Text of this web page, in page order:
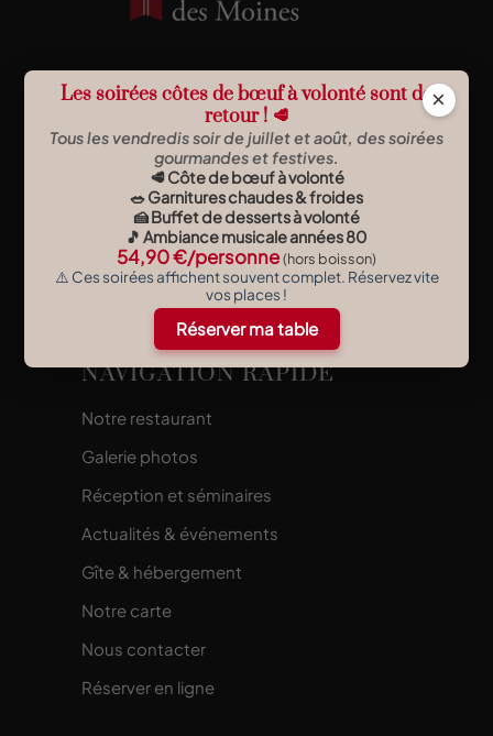
×
Les soirées côtes de bœuf à volonté sont de
retour ! 🥩
Tous les vendredis soir de juillet et août, des soirées
gourmandes et festives.
🥩 Côte de bœuf à volonté
🥗 Garnitures chaudes & froides
🍰 Buffet de desserts à volonté
🎵 Ambiance musicale années 80
54,90 €/personne(hors boisson)
⚠️ Ces soirées affichent souvent complet. Réservez vite
vos places !
Réserver ma table
La Ferme des Moines est un
restaurant traditionnel atypique situé
à Jungholtz (Haut-Rhin) unique en
Alsace. L’établissement se démarque
par son décor inspiré du
XVIIIème siècle et par son concept
unique de cuisson sur pierre
volcanique.
NAVIGATION RAPIDE
Notre restaurant
Galerie photos
Réception et séminaires
Actualités & événements
Gîte & hébergement
Notre carte
Nous contacter
Réserver en ligne